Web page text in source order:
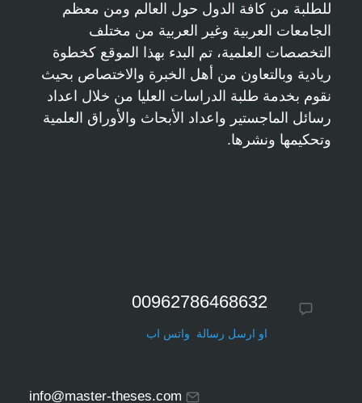
للطلبة من كافة الدول حول العالم ومن معظم
الجامعات العربية وغير العربية من مختلف
التخصصات العلمية، تم البدء بهذا الموقع كخطوة
ريادية وبالتعاون من أهل الخبرة والاختصاص بحيث
نقوم بخدمة طلبة الدراسات العليا من خلال اعداد
رسائل الماجستير واعداد الأبحاث والأوراق العلمية
وتحكيمها ونشرها.
00962786468632
او ارسل رسالة واتس اب
info@master-theses.com